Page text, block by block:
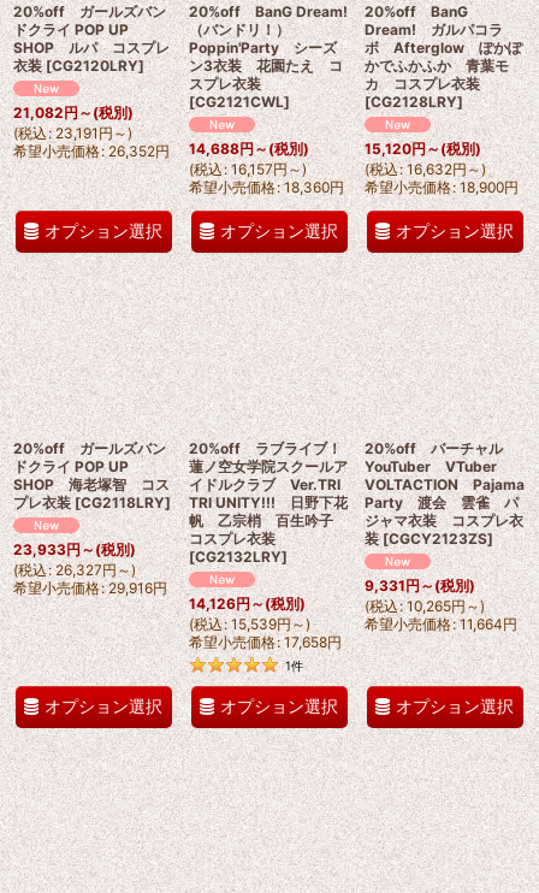
20%off ガールズバン
ドクライ POP UP
SHOP ルパ コスプレ
衣装 [CG2120LRY]
21,082円～(税別)
(税込 : 23,191円～)
希望小売価格: 26,352円
オプション選択
20%off BanG Dream!
（バンドリ！）
Poppin'Party シーズ
ン3衣装 花園たえ コ
スプレ衣装
[CG2121CWL]
14,688円～(税別)
(税込: 16,157円～)
希望小売価格: 18,360円
オプション選択
20%off BanG
Dream! ガルパコラ
ボ Afterglow ぽかぽ
かでふかふか 青葉モ
カ コスプレ衣装
[CG2128LRY]
15,120円～(税別)
(税込: 16,632円～)
希望小売価格: 18,900円
オプション選択
20%off ガールズバン
ドクライ POP UP
SHOP 海老塚智 コス
プレ衣装 [CG2118LRY]
23,933円～(税別)
(税込: 26,327円～)
希望小売価格: 29,916円
オプション選択
20%off ラブライブ！
蓮ノ空女学院スクールア
イドルクラブ Ver.TRI
TRI UNITY!!! 日野下花
帆 乙宗梢 百生吟子
コスプレ衣装
[CG2132LRY]
14,126円～(税別)
(税込: 15,539円～)
希望小売価格: 17,658円
1件
オプション選択
20%off バーチャル
YouTuber VTuber
VOLTACTION Pajama
Party 渡会 雲雀 パ
ジャマ衣装 コスプレ衣
装 [CGCY2123ZS]
9,331円～(税別)
(税込: 10,265円～)
希望小売価格: 11,664円
オプション選択